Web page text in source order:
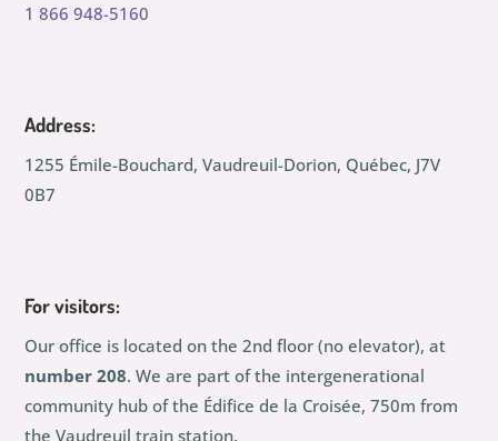
1 866 948-5160
Address:
1255 Émile-Bouchard, Vaudreuil-Dorion, Québec, J7V
0B7
For visitors:
Our office is located on the 2nd floor (no elevator), at
number 208. We are part of the intergenerational
community hub of the Édifice de la Croisée, 750m from
the Vaudreuil train station.